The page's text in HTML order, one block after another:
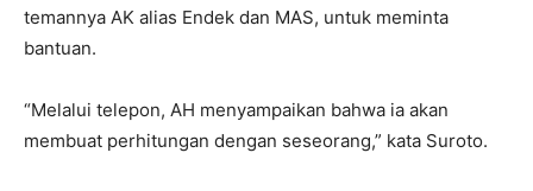
temannya AK alias Endek dan MAS, untuk meminta
bantuan.
“Melalui telepon, AH menyampaikan bahwa ia akan
membuat perhitungan dengan seseorang,” kata Suroto.